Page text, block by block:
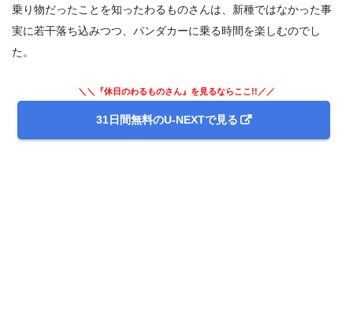
乗り物だったことを知ったわるものさんは、新種ではなかった事
実に若干落ち込みつつ、パンダカーに乗る時間を楽しむのでし
た。
＼＼『休日のわるものさん』を見るならここ!!／／
31日間無料のU-NEXTで見る